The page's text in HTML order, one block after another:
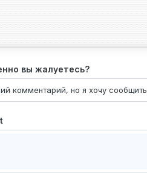
вы жалуетесь?